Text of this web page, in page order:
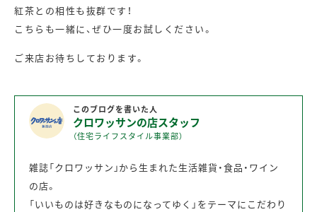
紅茶との相性も抜群です！
こちらも一緒に、ぜひ一度お試しください。
ご来店お待ちしております。
このブログを書いた人
クロワッサンの店スタッフ
（住宅ライフスタイル事業部）
雑誌「クロワッサン」から生まれた生活雑貨・食品・ワイン
の店。
「いいものは好きなものになってゆく」をテーマにこだわり